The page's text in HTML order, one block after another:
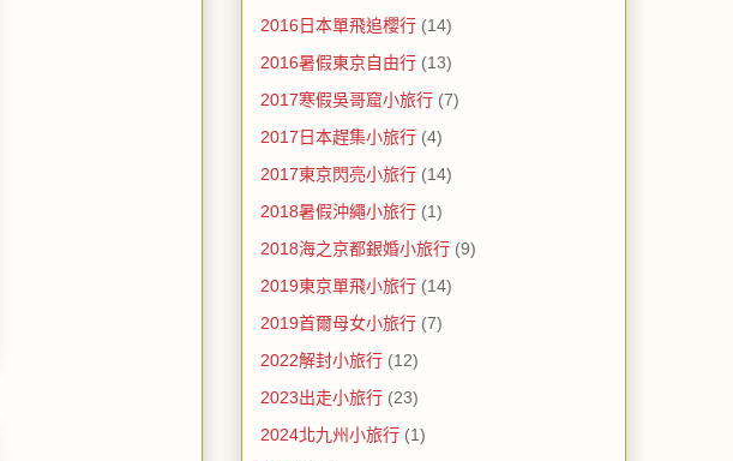
2016日本單飛追櫻行 (14)
2016暑假東京自由行 (13)
2017寒假吳哥窟小旅行 (7)
2017日本趕集小旅行 (4)
2017東京閃亮小旅行 (14)
2018暑假沖繩小旅行 (1)
2018海之京都銀婚小旅行 (9)
2019東京單飛小旅行 (14)
2019首爾母女小旅行 (7)
2022解封小旅行 (12)
2023出走小旅行 (23)
2024北九州小旅行 (1)